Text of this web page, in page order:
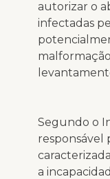
autorizar o
infectadas
Segundo o
responsável
a